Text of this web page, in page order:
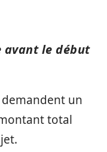
avant le début
un
total